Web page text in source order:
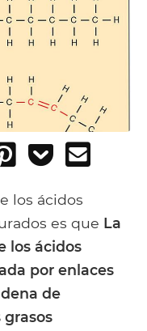
Pin
Add
Pocket
los ácidos
es que La
los ácidos
por enlaces
de
grasos